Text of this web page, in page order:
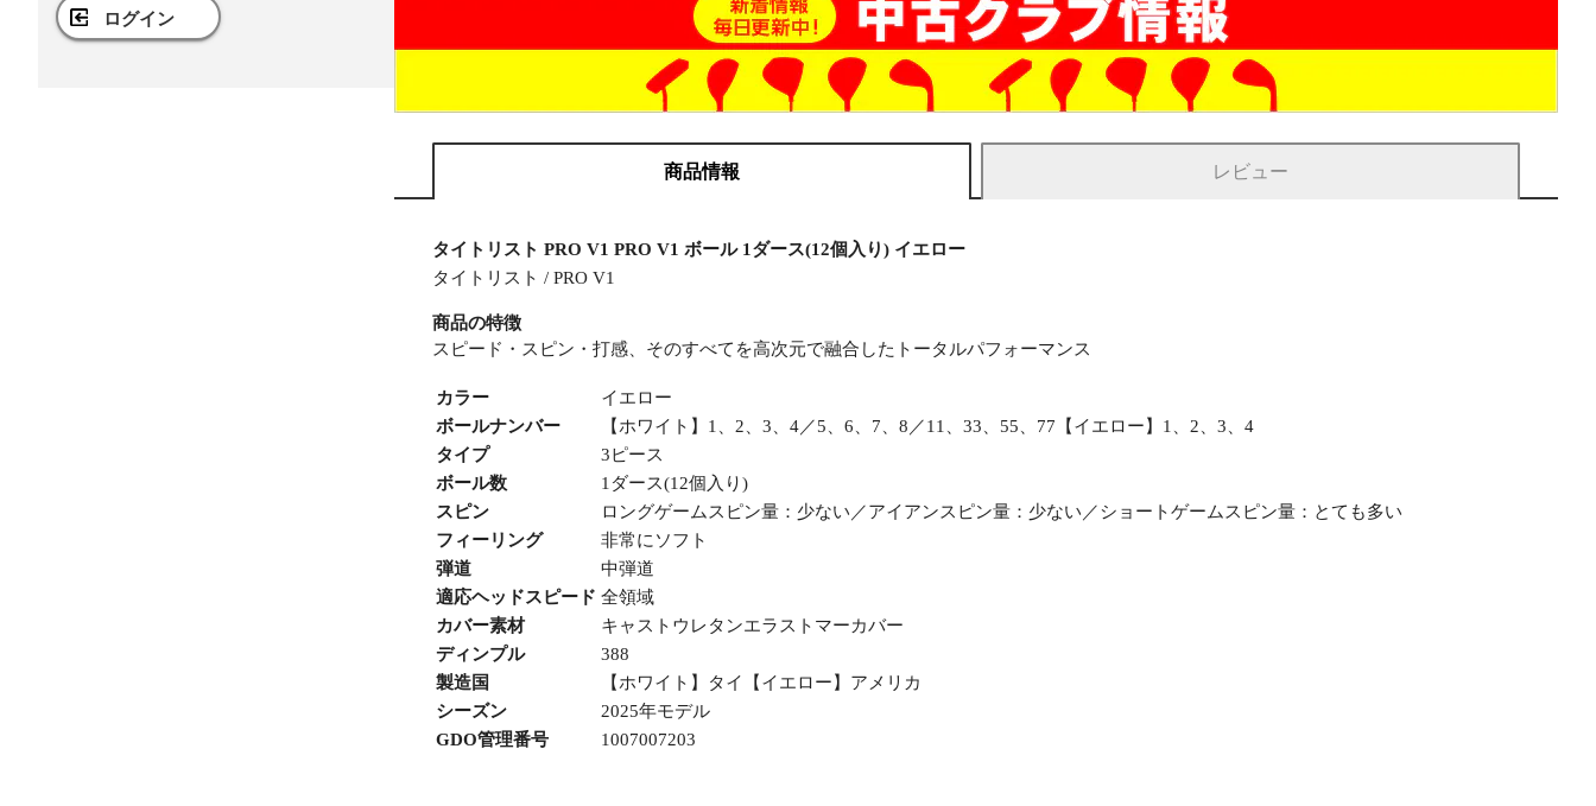
ログイン
商品情報 レビュー
タイトリスト PRO V1 PRO V1 ボール 1ダース(12個入り) イエロー
タイトリスト / PRO V1
商品の特徴
スピード・スピン・打感、そのすべてを高次元で融合したトータルパフォーマンス
カラー
イエロー
ボールナンバー
【ホワイト】1、2、3、4／5、6、7、8／11、33、55、77【イエロー】1、2、3、4
タイプ
3ピース
ボール数
1ダース(12個入り)
スピン
ロングゲームスピン量：少ない／アイアンスピン量：少ない／ショートゲームスピン量：とても多い
フィーリング
非常にソフト
弾道
中弾道
適応ヘッドスピード 全領域
カバー素材
キャストウレタンエラストマーカバー
ディンプル
388
製造国
【ホワイト】タイ【イエロー】アメリカ
シーズン
2025年モデル
GDO管理番号
1007007203